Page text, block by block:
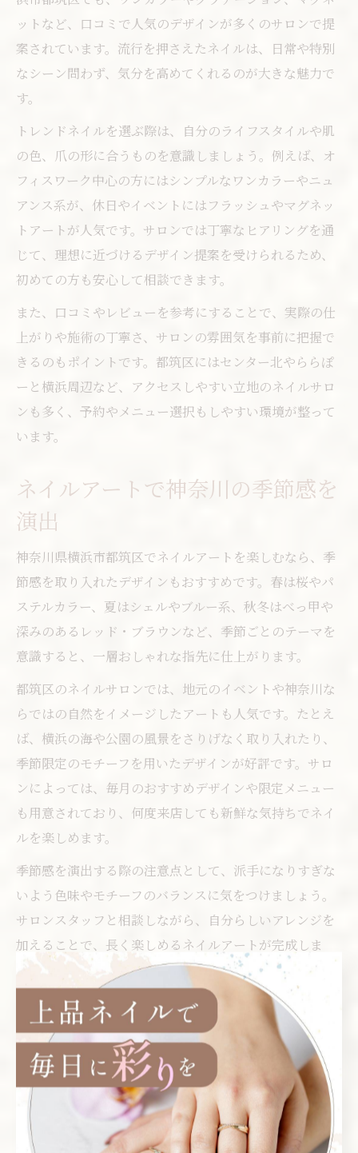
ットなど、口コミで人気のデザインが多くのサロンで提
案されています。流行を押さえたネイルは、日常や特別
なシーン問わず、気分を高めてくれるのが大きな魅力で
す。
トレンドネイルを選ぶ際は、自分のライフスタイルや肌
の色、爪の形に合うものを意識しましょう。例えば、オ
フィスワーク中心の方にはシンプルなワンカラーやニュ
アンス系が、休日やイベントにはフラッシュやマグネッ
トアートが人気です。サロンでは丁寧なヒアリングを通
じて、理想に近づけるデザイン提案を受けられるため、
初めての方も安心して相談できます。
また、口コミやレビューを参考にすることで、実際の仕
上がりや施術の丁寧さ、サロンの雰囲気を事前に把握で
きるのもポイントです。都筑区にはセンター北やららぽ
ーと横浜周辺など、アクセスしやすい立地のネイルサロ
ンも多く、予約やメニュー選択もしやすい環境が整って
います。
ネイルアートで神奈川の季節感を
演出
神奈川県横浜市都筑区でネイルアートを楽しむなら、季
節感を取り入れたデザインもおすすめです。春は桜やパ
ステルカラー、夏はシェルやブルー系、秋冬はべっ甲や
深みのあるレッド・ブラウンなど、季節ごとのテーマを
意識すると、一層おしゃれな指先に仕上がります。
都筑区のネイルサロンでは、地元のイベントや神奈川な
らではの自然をイメージしたアートも人気です。たとえ
ば、横浜の海や公園の風景をさりげなく取り入れたり、
季節限定のモチーフを用いたデザインが好評です。サロ
ンによっては、毎月のおすすめデザインや限定メニュー
も用意されており、何度来店しても新鮮な気持ちでネイ
ルを楽しめます。
季節感を演出する際の注意点として、派手になりすぎな
いよう色味やモチーフのバランスに気をつけましょう。
サロンスタッフと相談しながら、自分らしいアレンジを
加えることで、長く楽しめるネイルアートが完成しま
す。
口コミ人気が高いデザインの特徴
とは
口コミで人気の高いネイルデザインには、いくつかの共
通した特徴があります。まず、シーンを問わず使いやす
いワンカラーやグラデーション、マグネットネイルなど